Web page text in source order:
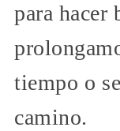
para hacer
tiempo o
camino.